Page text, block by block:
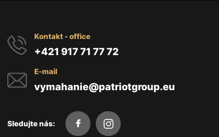
Kontakt - office
+421 917 71 77 72
E-mail
vymahanie@patriotgroup.eu
Sledujte nás: